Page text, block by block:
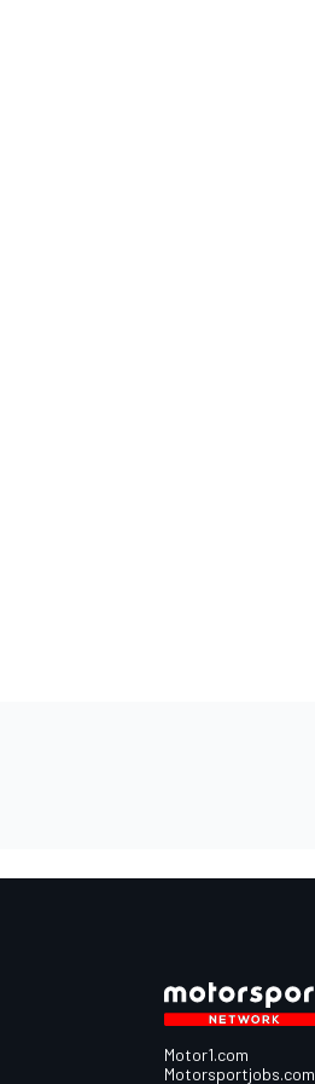
Motor1.com
Motorsportjobs.com